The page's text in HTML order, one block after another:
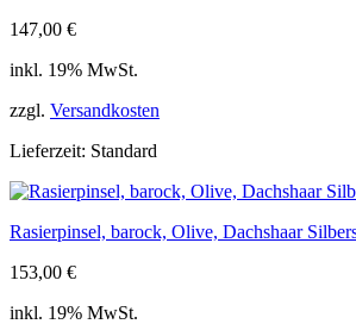
147,00 €
inkl. 19% MwSt.
zzgl. Versandkosten
Lieferzeit: Standard
Rasierpinsel, barock, Olive, Dachshaar
153,00 €
inkl. 19% MwSt.